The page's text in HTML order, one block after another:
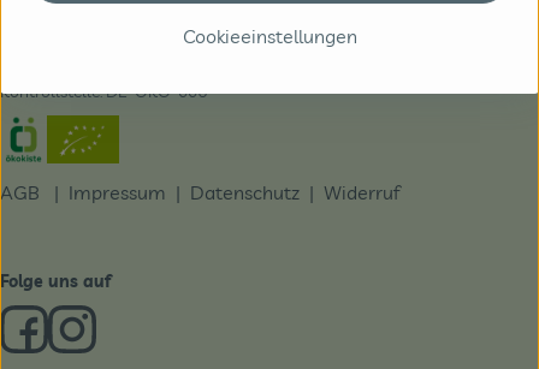
Du erreichst uns telefonisch am besten Montag bis
Donnerstag von 9-17 Uhr und Freitag von 9-15 Uhr
Kontrollstelle: DE-ÖKO-006
Externer Link zu https://www.oekokiste.de/
AGB | Impressum | Datenschutz | Widerruf
Folge uns auf
Externer Link zu https://www.facebook.com/derBiobote/
Externer Link zu https://www.instagram.com/
Cookieeinstellungen